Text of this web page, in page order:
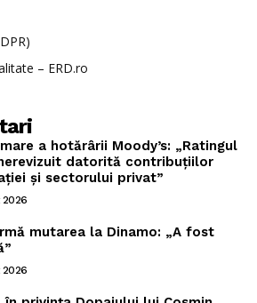
– ERD.ro
a hotărârii Moody’s: „Ratingul
datorită contribuțiilor
și sectorului privat”
2026
mutarea la Dinamo: „A fost
2026